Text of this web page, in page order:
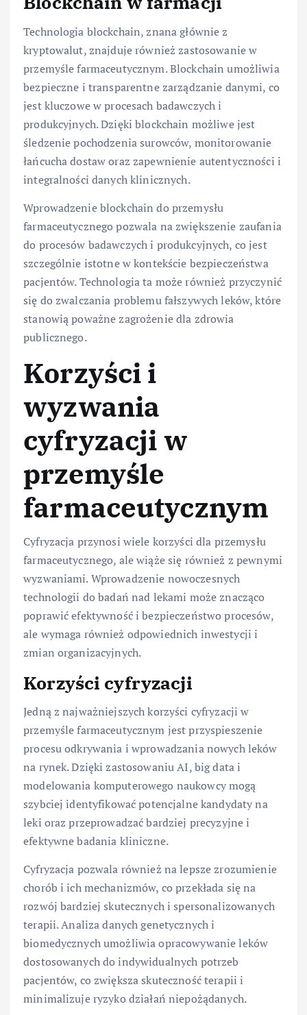
Technologia blockchain, znana głównie z
kryptowalut, znajduje również zastosowanie w
przemyśle farmaceutycznym. Blockchain umożliwia
bezpieczne i transparentne zarządzanie danymi, co
jest kluczowe w procesach badawczych i
produkcyjnych. Dzięki blockchain możliwe jest
śledzenie pochodzenia surowców, monitorowanie
łańcucha dostaw oraz zapewnienie autentyczności i
integralności danych klinicznych.
Wprowadzenie blockchain do przemysłu
farmaceutycznego pozwala na zwiększenie zaufania
do procesów badawczych i produkcyjnych, co jest
szczególnie istotne w kontekście bezpieczeństwa
pacjentów. Technologia ta może również przyczynić
się do zwalczania problemu fałszywych leków, które
stanowią poważne zagrożenie dla zdrowia
publicznego.
Korzyści i
wyzwania
cyfryzacji w
przemyśle
farmaceutycznym
Cyfryzacja przynosi wiele korzyści dla przemysłu
farmaceutycznego, ale wiąże się również z pewnymi
wyzwaniami. Wprowadzenie nowoczesnych
technologii do badań nad lekami może znacząco
poprawić efektywność i bezpieczeństwo procesów,
ale wymaga również odpowiednich inwestycji i
zmian organizacyjnych.
Korzyści cyfryzacji
Jedną z najważniejszych korzyści cyfryzacji w
przemyśle farmaceutycznym jest przyspieszenie
procesu odkrywania i wprowadzania nowych leków
na rynek. Dzięki zastosowaniu AI, big data i
modelowania komputerowego naukowcy mogą
szybciej identyfikować potencjalne kandydaty na
leki oraz przeprowadzać bardziej precyzyjne i
efektywne badania kliniczne.
Cyfryzacja pozwala również na lepsze zrozumienie
chorób i ich mechanizmów, co przekłada się na
rozwój bardziej skutecznych i spersonalizowanych
terapii. Analiza danych genetycznych i
biomedycznych umożliwia opracowywanie leków
dostosowanych do indywidualnych potrzeb
pacjentów, co zwiększa skuteczność terapii i
minimalizuje ryzyko działań niepożądanych.